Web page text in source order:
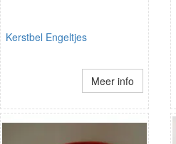
Kerstbel Engeltjes
Meer info